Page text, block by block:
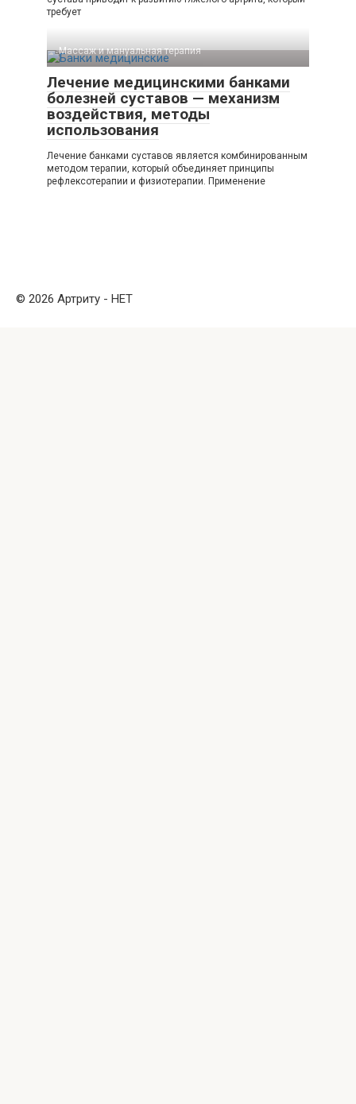
требует
Массаж и мануальная терапия
Лечение медицинскими банками
болезней суставов — механизм
воздействия, методы
использования
Лечение банками суставов является комбинированным
методом терапии, который объединяет принципы
рефлексотерапии и физиотерапии. Применение
© 2026 Артриту - НЕТ